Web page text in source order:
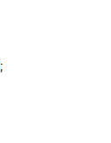
;